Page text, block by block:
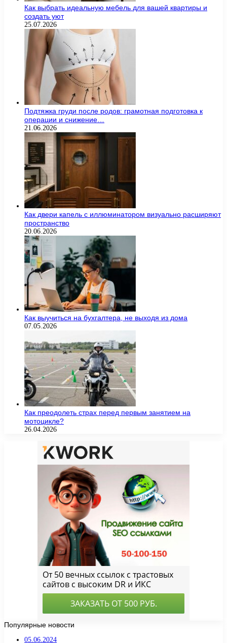
Как выбрать идеальную мебель для вашей квартиры и
создать уют
25.07.2026
Подтяжка груди после родов: грамотная подготовка к
операции и снижение…
21.06.2026
Как двери капель с иллюминатором визуально расширяют
пространство
20.06.2026
Как выучиться на бухгалтера, не выходя из дома
07.05.2026
Как преодолеть страх перед первым занятием на
мотоцикле?
26.04.2026
Популярные новости
05.06.2024